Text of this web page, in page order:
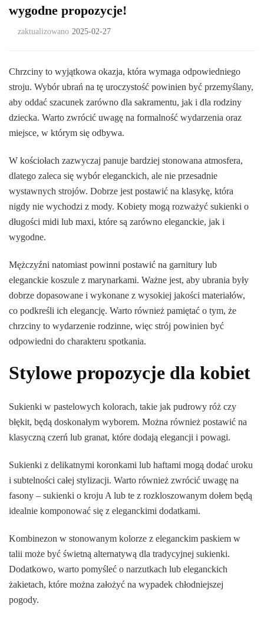
wygodne propozycje!
zaktualizowano 2025-02-27
Chrzciny to wyjątkowa okazja, która wymaga odpowiedniego
stroju. Wybór ubrań na tę uroczystość powinien być przemyślany,
aby oddać szacunek zarówno dla sakramentu, jak i dla rodziny
dziecka. Warto zwrócić uwagę na formalność wydarzenia oraz
miejsce, w którym się odbywa.
W kościołach zazwyczaj panuje bardziej stonowana atmosfera,
dlatego zaleca się wybór eleganckich, ale nie przesadnie
wystawnych strojów. Dobrze jest postawić na klasykę, która
nigdy nie wychodzi z mody. Kobiety mogą rozważyć sukienki o
długości midi lub maxi, które są zarówno eleganckie, jak i
wygodne.
Mężczyźni natomiast powinni postawić na garnitury lub
eleganckie koszule z marynarkami. Ważne jest, aby ubrania były
dobrze dopasowane i wykonane z wysokiej jakości materiałów,
co podkreśli ich elegancję. Warto również pamiętać o tym, że
chrzciny to wydarzenie rodzinne, więc strój powinien być
odpowiedni do charakteru spotkania.
Stylowe propozycje dla kobiet
Sukienki w pastelowych kolorach, takie jak pudrowy róż czy
błękit, będą doskonałym wyborem. Można również postawić na
klasyczną czerń lub granat, które dodają elegancji i powagi.
Sukienki z delikatnymi koronkami lub haftami mogą dodać uroku
i subtelności całej stylizacji. Warto również zwrócić uwagę na
fasony – sukienki o kroju A lub te z rozkloszowanym dołem będą
idealnie komponować się z eleganckimi dodatkami.
Kombinezon w stonowanym kolorze z eleganckim paskiem w
talii może być świetną alternatywą dla tradycyjnej sukienki.
Dodatkowo, warto pomyśleć o narzutkach lub eleganckich
żakietach, które można założyć na wypadek chłodniejszej
pogody.